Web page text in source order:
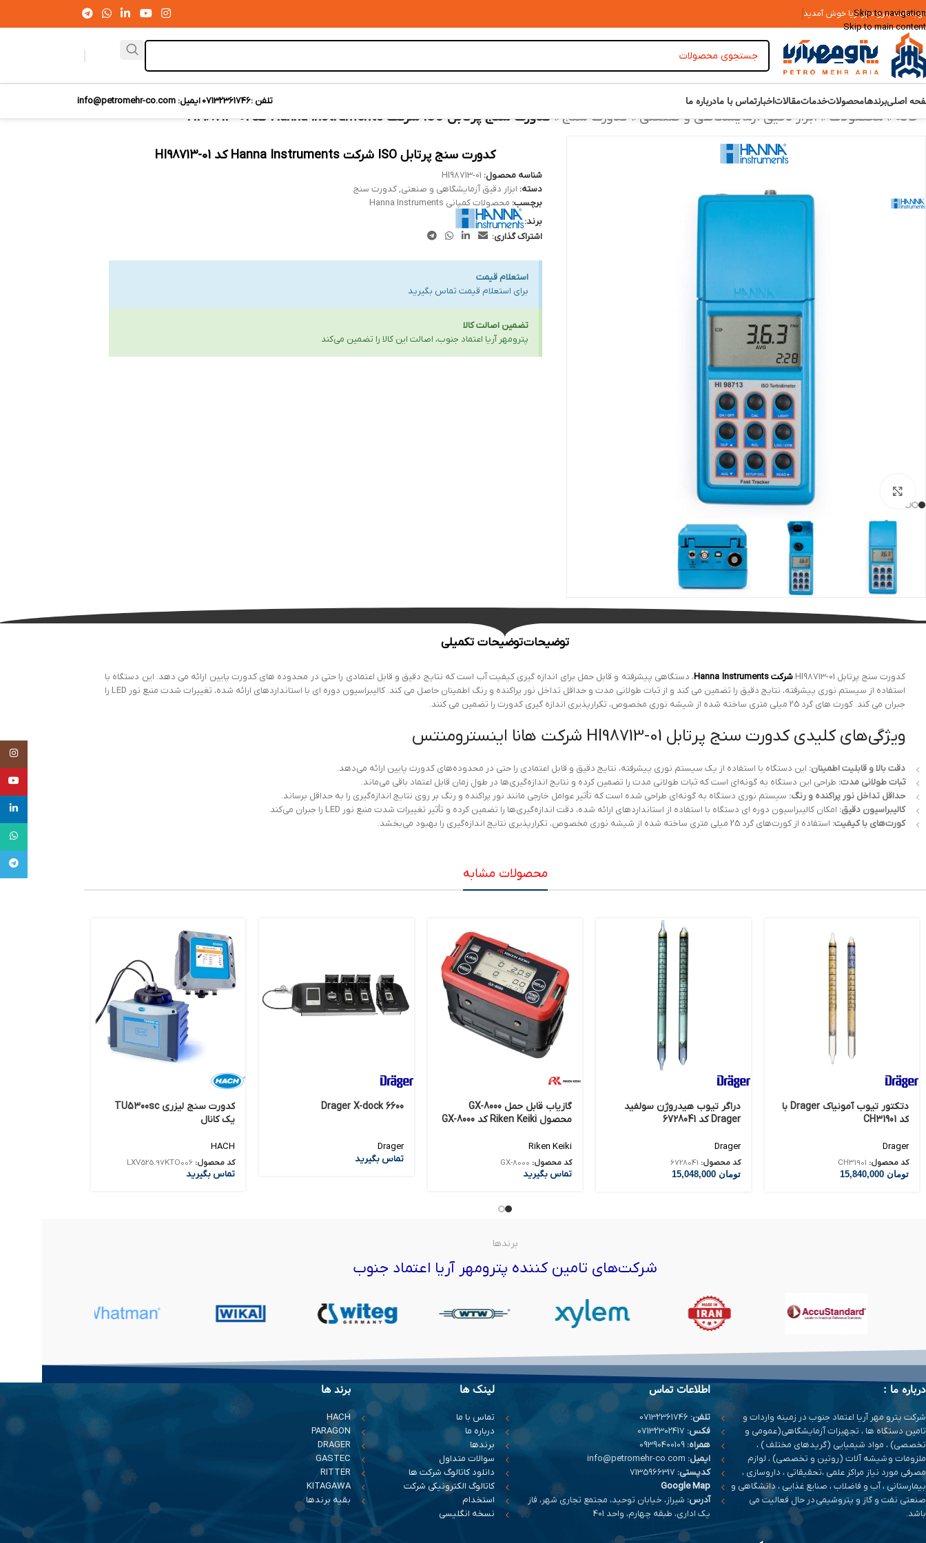
Skip to navigation
Skip to main content
وبسایت پترو مهر آریا خوش آمدید
اصلیبرندهامحصولاتخدماتمقالاتاخبارتماس با مادرباره ما تلفن :07132361746 ایمیل: info@petromehr-co.com
خانه»محصولات»ابزار دقیق آزمایشگاهی و صنعتی»کدورت سنج»کدورت سنج پرتابل ISO شرکت Hanna Instruments کد HI98713-01
کدورت سنج پرتابل ISO شرکت Hanna Instruments کد HI98713-01
شناسه محصول: HI98713-01
دسته: ابزار دقیق آزمایشگاهی و صنعتی,کدورت سنج
برچسب: محصولات کمپانی Hanna Instruments
برند:
اشتراک گذاری:
استعلام قیمت
برای استعلام قیمت تماس بگیرید
تضمین اصالت کالا
پترومهر آریا اعتماد جنوب، اصالت این کالا را تضمین می‌کند
توضیحاتتوضیحات تکمیلی
کدورت سنج پرتابل HI98713-01 شرکت Hanna Instruments
، دستگاهی پیشرفته و قابل حمل برای اندازه گیری کیفیت آب است که نتایج دقیق و قابل اعتمادی را حتی در محدوده های کدورت پایین ارائه می دهد. این دستگاه با
استفاده از سیستم نوری پیشرفته، نتایج دقیق را تضمین می کند و از ثبات طولانی مدت و حداقل تداخل نور پراکنده و رنگ اطمینان حاصل می کند. کالیبراسیون دوره ای با استانداردهای ارائه شده، تغییرات شدت منبع نور LED را
جبران می کند. کورت های گرد 25 میلی متری ساخته شده از شیشه نوری مخصوص، تکرارپذیری اندازه گیری کدورت را تضمین می کنند.
ویژگی‌های کلیدی کدورت سنج پرتابل HI98713-01 شرکت هانا اینسترومنتس
دقت بالا و قابلیت اطمینان: این دستگاه با استفاده از یک سیستم نوری پیشرفته، نتایج دقیق و قابل اعتمادی را حتی در محدوده‌های کدورت پایین ارائه می‌دهد.
ثبات طولانی مدت: طراحی این دستگاه به گونه‌ای است که ثبات طولانی مدت را تضمین کرده و نتایج اندازه‌گیری‌ها در طول زمان قابل اعتماد باقی می‌ماند.
حداقل تداخل نور پراکنده و رنگ: سیستم نوری دستگاه به گونه‌ای طراحی شده است که تأثیر عوامل خارجی مانند نور پراکنده و رنگ بر روی نتایج اندازه‌گیری را به حداقل برساند.
کالیبراسیون دقیق: امکان کالیبراسیون دوره ای دستگاه با استفاده از استانداردهای ارائه شده، دقت اندازه‌گیری‌ها را تضمین کرده و تأثیر تغییرات شدت منبع نور LED را جبران می‌کند.
کورت‌های با کیفیت: استفاده از کورت‌های گرد 25 میلی متری ساخته شده از شیشه نوری مخصوص، تکرارپذیری نتایج اندازه‌گیری را بهبود می‌بخشد.
محصولات مشابه
دتکتور تیوب آمونیاک Drager با
کد CH31901
Drager
کد محصول: CH31901
تومان
دراگر تیوب هیدروژن سولفید
Drager کد 6728041
Drager
کد محصول: 6728041
تومان 15,048,000
گازیاب قابل حمل GX-8000
محصول Riken Keiki کد GX-8000
Riken Keiki
کد محصول: GX-8000
تماس بگیرید
Drager X-dock 6600
Drager
تماس بگیرید
کدورت سنج لیزری TU5300sc
یک کانال
HACH
کد محصول: LXV525.97KTO006
تماس بگیرید
برندها
شرکت‌های تامین کننده پترومهر آریا اعتماد جنوب
درباره ما :
شرکت پترو مهر آریا اعتماد جنوب در زمینه واردات و
تامین دستگاه ها ، تجهیزات آزمایشگاهی(عمومی و
تخصصی) ، مواد شیمیایی (گریدهای مختلف ) ،
ملزومات و شیشه آلات (روتین و تخصصی) ، لوازم
مصرفی مورد نیاز مراکز علمی ،تحقیقاتی ، داروسازی ،
بیمارستانی ، آب و فاضلاب ، صنایع غذایی ، دانشگاهی و
صنعتی نفت و گاز و پتروشیمی در حال فعالیت می
باشد.
اطلاعات تماس
تلفن:
فکس:
همراه:
ایمیل:
کدپستی:
Google Map
آدرس: شیراز، خیابان توحید، مجتمع تجاری شهر، فاز
یک اداری، طبقه چهارم، واحد 401
لینک ها
تماس با ما
درباره ما
برندها
سوالات متداول
دانلود کاتالوگ شرکت ها
کاتالوگ الکترونیکی شرکت
استخدام
نسخه انگلیسی
برند ها
HACH
PARAGON
DRAGER
GASTEC
RITTER
KITAGAWA
بقیه برندها